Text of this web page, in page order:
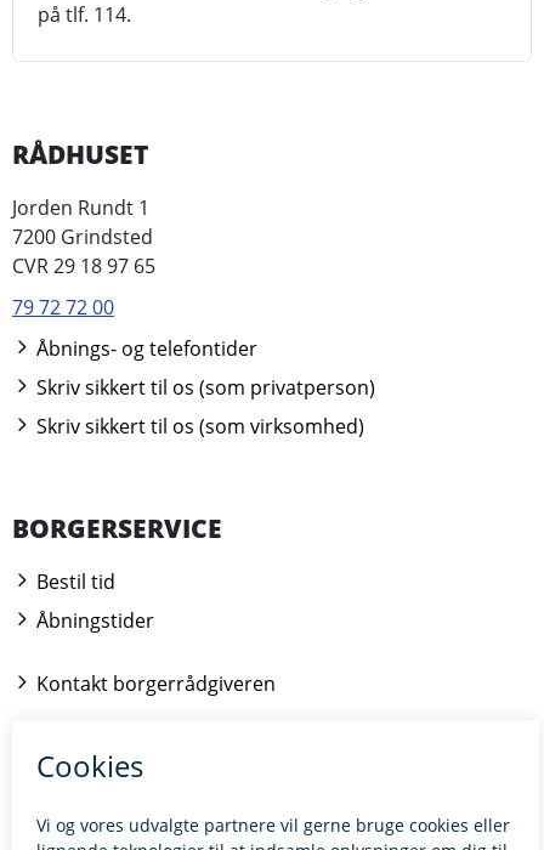
på tlf. 114.
RÅDHUSET
Jorden Rundt 1
7200 Grindsted
CVR 29 18 97 65
79 72 72 00
Åbnings- og telefontider
Skriv sikkert til os (som privatperson)
Skriv sikkert til os (som virksomhed)
BORGERSERVICE
Bestil tid
Åbningstider
Kontakt borgerrådgiveren
BILLUND.DK
Tilgængelighedserklæring